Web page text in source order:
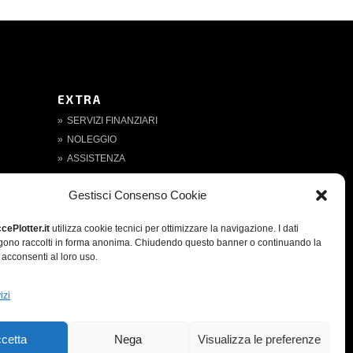
Gestisci Consenso Cookie
utilizza cookie tecnici per ottimizzare la navigazione. I dati
raccolti in forma anonima. Chiudendo questo banner o continuando la
al loro uso.
Nega Visualizza le preferenze
EXTRA
SERVIZI FINANZIARI
NOLEGGIO
ASSISTENZA
CONDIZIONI DI VENDITA
PRIVACY POLICY
CREDITS